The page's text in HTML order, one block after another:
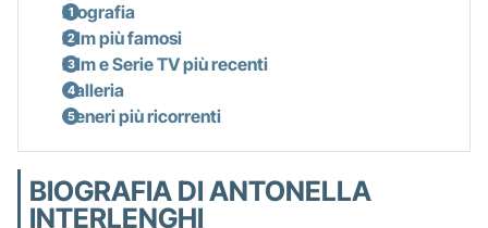
Biografia
Film più famosi
Film e Serie TV più recenti
Galleria
Generi più ricorrenti
BIOGRAFIA DI ANTONELLA
INTERLENGHI